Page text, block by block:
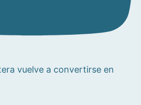
vuelve a convertirse en